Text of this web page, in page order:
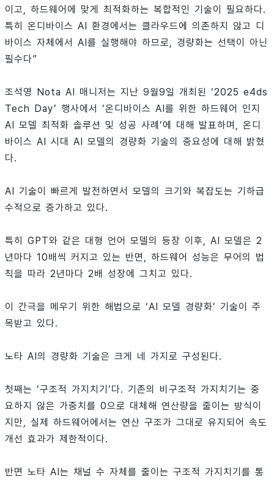
이고, 하드웨어에 맞게 최적화하는 복합적인 기술이 필요하다.
특히 온디바이스 AI 환경에서는 클라우드에 의존하지 않고 디
바이스 자체에서 AI를 실행해야 하므로, 경량화는 선택이 아닌
필수다”
조석영 Nota AI 매니저는 지난 9월9일 개최된 ‘2025 e4ds
Tech Day’ 행사에서 ‘온디바이스 AI를 위한 하드웨어 인지
AI 모델 최적화 솔루션 및 성공 사례’에 대해 발표하며, 온디
바이스 AI 시대 AI 모델의 경량화 기술의 중요성에 대해 밝혔
다.
AI 기술이 빠르게 발전하면서 모델의 크기와 복잡도는 기하급
수적으로 증가하고 있다.
특히 GPT와 같은 대형 언어 모델의 등장 이후, AI 모델은 2
년마다 10배씩 커지고 있는 반면, 하드웨어 성능은 무어의 법
칙을 따라 2년마다 2배 성장에 그치고 있다.
이 간극을 메우기 위한 해법으로 ‘AI 모델 경량화’ 기술이 주
목받고 있다.
노타 AI의 경량화 기술은 크게 네 가지로 구성된다.
첫째는 ‘구조적 가지치기’다. 기존의 비구조적 가지치기는 중
요하지 않은 가중치를 0으로 대체해 연산량을 줄이는 방식이
지만, 실제 하드웨어에서는 연산 구조가 그대로 유지되어 속도
개선 효과가 제한적이다.
반면 노타 AI는 채널 수 자체를 줄이는 구조적 가지치기를 통